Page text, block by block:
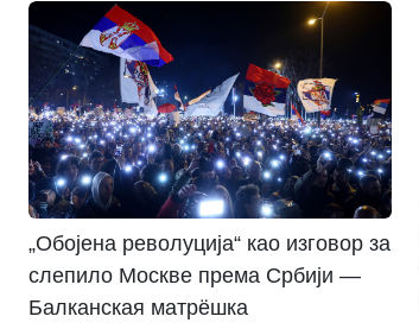
„Обојена револуција“ као изговор за
слепило Москве према Србији —
Балканская матрёшка